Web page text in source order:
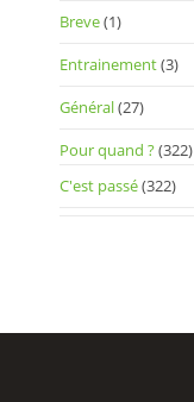
Breve(1)
Entrainement(3)
Général(27)
Pour quand ?(322)
C'est passé(322)